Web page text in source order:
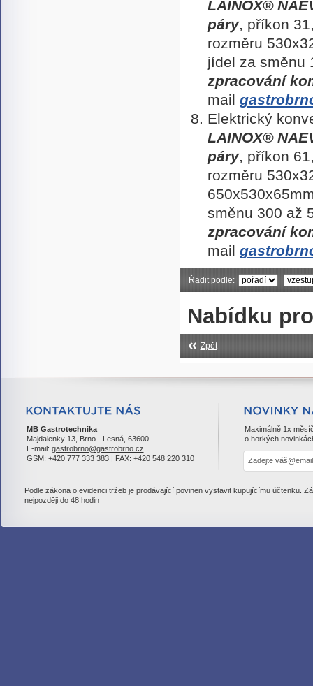
LAINOX®
páry, příkon
rozměru
jídel za směnu
zpracování
mail
Elektrický
LAINOX®
páry, příkon
rozměru
směnu 300 až
zpracování
mail
Řadit podle:
Nabídku
Zpět
MB Gastrotechnika
Majdalenky 13, Brno - Lesná, 63600
E-mail: gastrobrno@gastrobrno.cz
GSM: +420 777 333 383 | FAX: +420 548 220 310
Maximálně 1x
o horkých
Podle zákona o evidenci tržeb je prodávající povinen vystavit kupujícímu účtenku.
nejpozději do 48 hodin